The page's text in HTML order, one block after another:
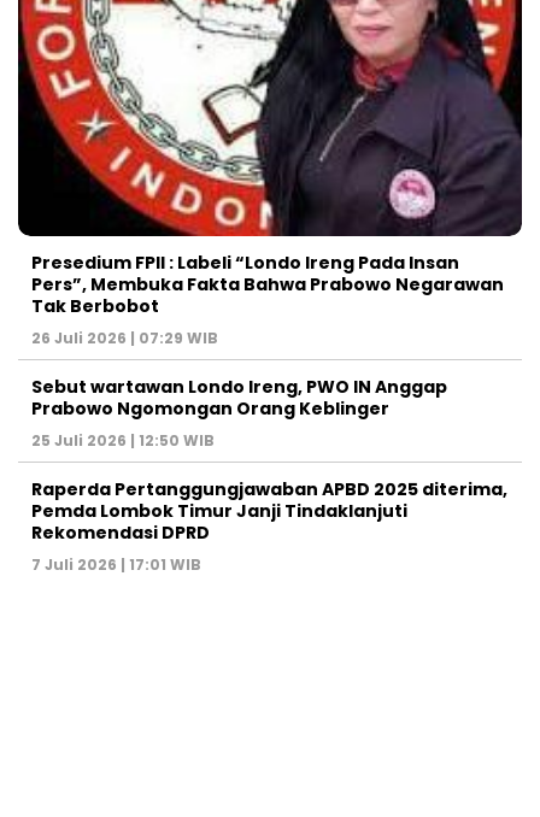
Presedium FPII : Labeli “Londo Ireng Pada Insan
Pers”, Membuka Fakta Bahwa Prabowo Negarawan
Tak Berbobot
26 Juli 2026 | 07:29 WIB
Sebut wartawan Londo Ireng, PWO IN Anggap
Prabowo Ngomongan Orang Keblinger
25 Juli 2026 | 12:50 WIB
Raperda Pertanggungjawaban APBD 2025 diterima,
Pemda Lombok Timur Janji Tindaklanjuti
Rekomendasi DPRD
7 Juli 2026 | 17:01 WIB